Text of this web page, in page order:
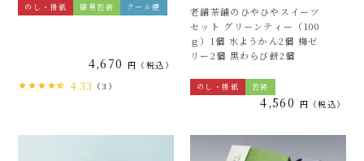
のし・掛紙 簡易包装 クール便
4,670 税込
4.33 （3）
老舗茶舗のひやひやスイーツ
セット グリーンティー（100
ｇ）1個 水ようかん2個 梅ゼ
リー2個 黒わらび餅2個
のし・掛紙 包装
4,560 税込